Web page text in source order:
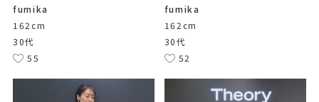
fumika
162cm
30代
55
fumika
162cm
30代
52